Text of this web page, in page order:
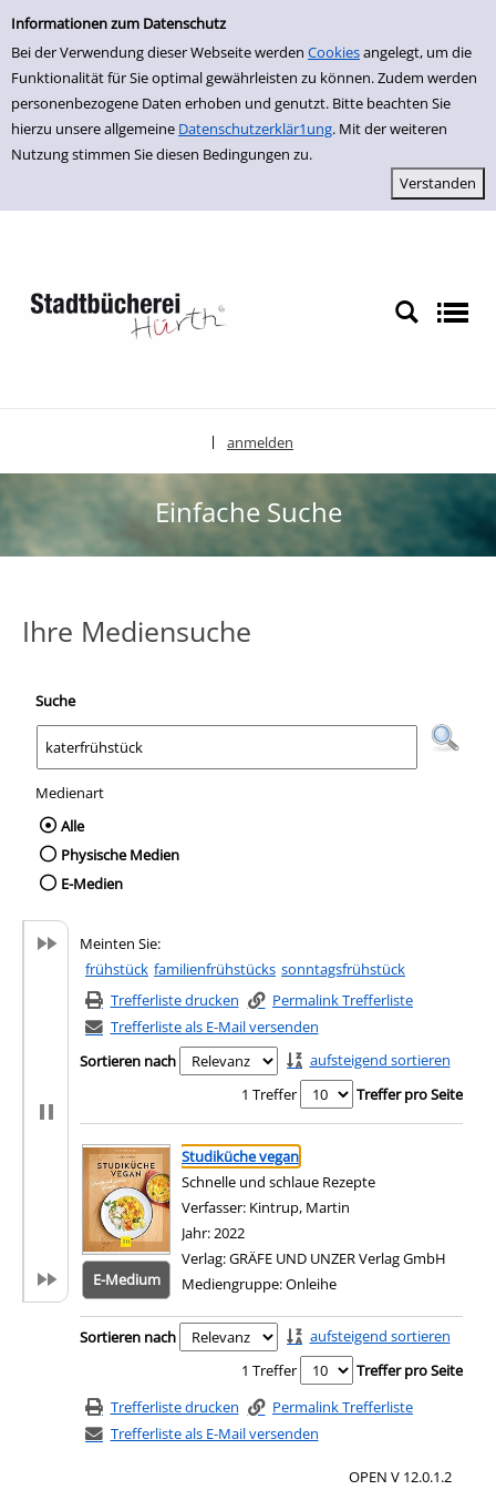
Einfache Suche
Informationen zum Datenschutz
Bei der Verwendung dieser Webseite werden Cookiesangelegt, um die
Funktionalität für Sie optimal gewährleisten zu können. Zudem werden
personenbezogene Daten erhoben und genutzt. Bitte beachten Sie
hierzu unsere allgemeine Datenschutzerklär1ung. Mit der weiteren
Nutzung stimmen Sie diesen Bedingungen zu.
zur Navigation springen
zum Inhalt springen
Zu den Suchfiltern springen
Zur Trefferliste springen
anmelden
Einfache Suche
Ihre Mediensuche
Suche
Medienart
Wählen Sie die Medienart nach der Sie
Alle
Physische Medien
E-Medien
Meinten Sie:
frühstück familienfrühstücks sonntagsfrühstück
Trefferliste drucken
Permalink Trefferliste
Trefferliste als E-Mail versenden
Sortieren nach
aufsteigend sortieren
1 Treffer
Treffer pro Seite
Suchergebnis
Zu den Suchfiltern springen
E-Medium
Studiküche vegan
Schnelle und schlaue Rezepte
Verfasser: Kintrup, Martin
Jahr:2022
Verlag:GRÄFE UND UNZER Verlag GmbH
Mediengruppe:Onleihe
Zu den Suchfiltern springen
Sortieren nach
aufsteigend sortieren
1 Treffer
Treffer pro Seite
Trefferliste drucken
Permalink Trefferliste
Trefferliste als E-Mail versenden
OPEN V 12.0.1.2